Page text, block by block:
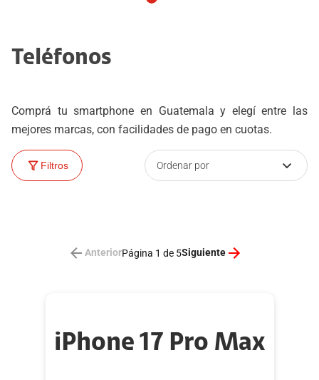
Teléfonos
Comprá tu smartphone en Guatemala y elegí entre las
mejores marcas, con facilidades de pago en cuotas.
Filtros Ordenar por
AnteriorPágina 1 de 5Siguiente
iPhone 17 Pro Max